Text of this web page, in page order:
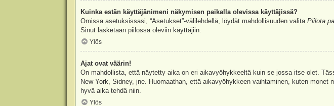
Kuinka estän käyttäjänimeni näkymisen paikalla olevissa käyttäjissä?
Omissa asetuksissasi, “Asetukset”-välilehdellä, löydät mahdollisuuden valita Piilota
Sinut lasketaan piilossa oleviin käyttäjiin.
Ylös
Ajat ovat väärin!
On mahdollista, että näytetty aika on eri aikavyöhykkeeltä kuin se jossa itse olet.
New York, Sidney, jne. Huomaathan, että aikavyöhykkeen vaihtaminen, kuten
hyvä aika tehdä niin.
Ylös